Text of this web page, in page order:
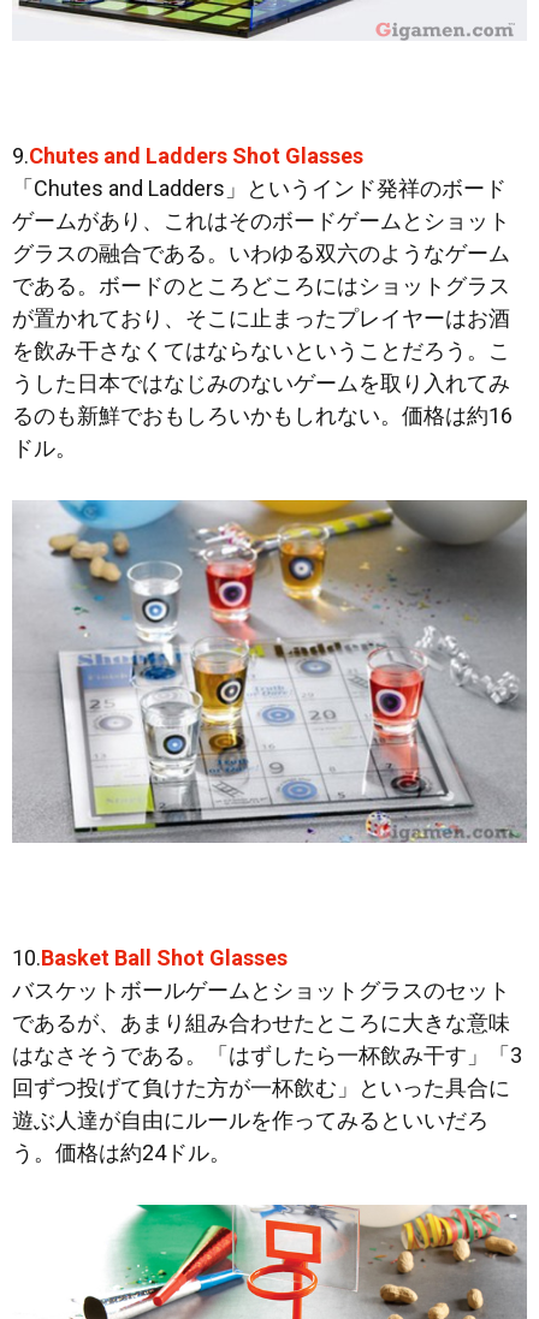
9.Chutes and Ladders Shot Glasses
「Chutes and Ladders」というインド発祥のボード
ゲームがあり、これはそのボードゲームとショット
グラスの融合である。いわゆる双六のようなゲーム
である。ボードのところどころにはショットグラス
が置かれており、そこに止まったプレイヤーはお酒
を飲み干さなくてはならないということだろう。こ
うした日本ではなじみのないゲームを取り入れてみ
るのも新鮮でおもしろいかもしれない。価格は約16
ドル。
10.Basket Ball Shot Glasses
バスケットボールゲームとショットグラスのセット
であるが、あまり組み合わせたところに大きな意味
はなさそうである。「はずしたら一杯飲み干す」「3
回ずつ投げて負けた方が一杯飲む」といった具合に
遊ぶ人達が自由にルールを作ってみるといいだろ
う。価格は約24ドル。